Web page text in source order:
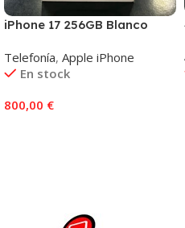
iPhone 17 256GB Blanco
Telefonía, Apple iPhone
En stock
800,00 €